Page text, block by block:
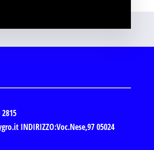
INDIRIZZO:Voc.Nese,97 05024